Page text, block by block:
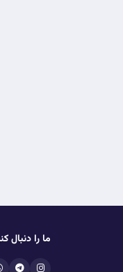
ما را دنبال